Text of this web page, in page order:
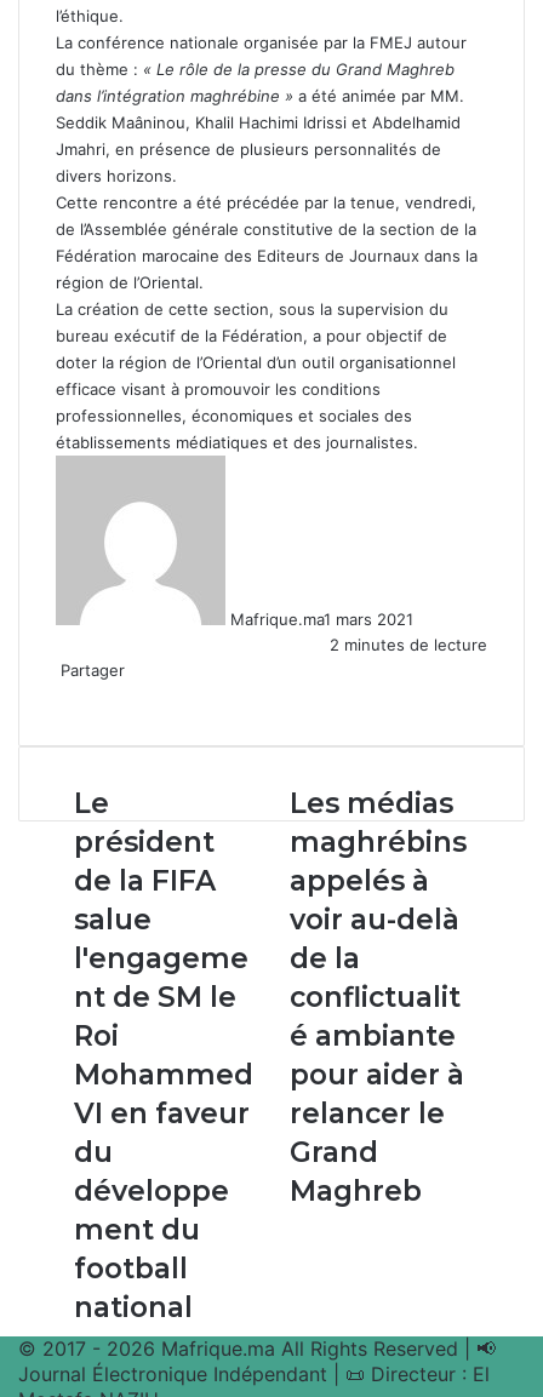
l’éthique.
La conférence nationale organisée par la FMEJ autour
du thème : « Le rôle de la presse du Grand Maghreb
dans l’intégration maghrébine » a été animée par MM.
Seddik Maâninou, Khalil Hachimi Idrissi et Abdelhamid
Jmahri, en présence de plusieurs personnalités de
divers horizons.
Cette rencontre a été précédée par la tenue, vendredi,
de l’Assemblée générale constitutive de la section de la
Fédération marocaine des Editeurs de Journaux dans la
région de l’Oriental.
La création de cette section, sous la supervision du
bureau exécutif de la Fédération, a pour objectif de
doter la région de l’Oriental d’un outil organisationnel
efficace visant à promouvoir les conditions
professionnelles, économiques et sociales des
établissements médiatiques et des journalistes.
Mafrique.ma1 mars 2021
2 minutes de lecture
Partager
email
Le
président
de
la
FIFA
salue
l'engagement
de
SM
le
Roi
Mohammed
VI
en
faveur
du
développement
du
football
national
Le
président
de la FIFA
salue
l'engageme
nt de SM le
Roi
Mohammed
VI en faveur
du
développe
ment du
football
national
Les
médias
maghrébins
appelés
à
voir
au-
delà
de
la
conflictualité
ambiante
pour
aider
à
relancer
le
Les médias
maghrébins
appelés à
voir au-delà
de la
conflictualit
é ambiante
pour aider à
relancer le
Grand
Maghreb
© 2017 - 2026 Mafrique.ma All Rights Reserved | 📢
Journal Électronique Indépendant | 📜 Directeur : El